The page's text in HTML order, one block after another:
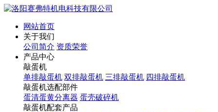
网站首页
关于我们
公司简介 资质荣誉
产品中心
敲蛋机
单排敲蛋机 双排敲蛋机 三排敲蛋机 四排敲蛋机
敲蛋机选配部件
蛋清蛋黄分离器 蛋壳破碎机
敲蛋机配套产品